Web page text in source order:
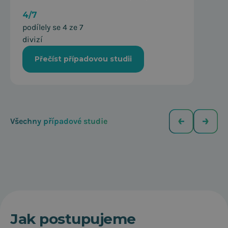
4/7
podílely se 4 ze 7
divizí
Přečíst případovou studii
Všechny případové studie
Jak postupujeme